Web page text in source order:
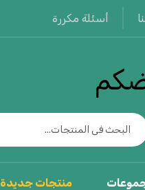
أسئلة مكررة
منتجات جديدة